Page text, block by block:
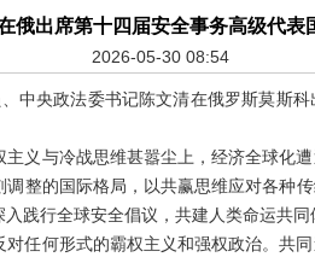
俄出席第十四届安全事务高级代表
2026-05-30 08:54
中央政法委书记陈文清在俄罗斯莫斯
义与冷战思维甚嚣尘上，经济全球化
整的国际格局，以共赢思维应对各种
践行全球安全倡议，共建人类命运共同
任何形式的霸权主义和强权政治。共